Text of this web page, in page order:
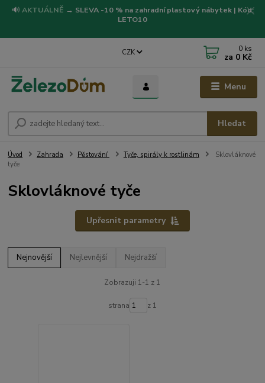
🔊 AKTUÁLNĚ → SLEVA -10 % na zahradní plastový nábytek | Kód:
LETO10
Menu
CZK
Hledat
0 ks
za 0 Kč
Úvod Zahrada Pěstování Tyče, spirály k rostlinám
Sklovláknové
tyče
Sklovláknové tyče
Upřesnit parametry
Nejnovější Nejlevnější Nejdražší
Zobrazuji 1-1 z 1
strana z 1